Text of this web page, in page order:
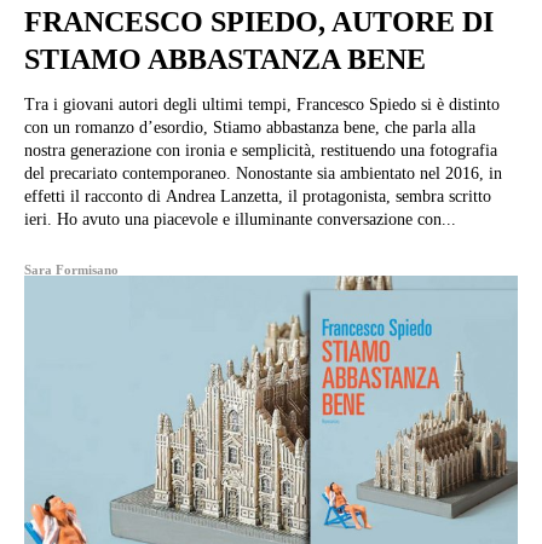
FRANCESCO SPIEDO, AUTORE DI
STIAMO ABBASTANZA BENE
Tra i giovani autori degli ultimi tempi, Francesco Spiedo si è distinto
con un romanzo d’esordio, Stiamo abbastanza bene, che parla alla
nostra generazione con ironia e semplicità, restituendo una fotografia
del precariato contemporaneo. Nonostante sia ambientato nel 2016, in
effetti il racconto di Andrea Lanzetta, il protagonista, sembra scritto
ieri. Ho avuto una piacevole e illuminante conversazione con...
Sara Formisano